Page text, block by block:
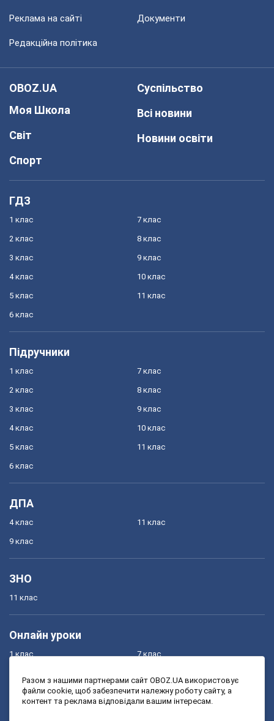
Реклама на сайті Документи
Редакційна політика
OBOZ.UA
Моя Школа
Світ
Спорт
Суспільство
Всі новини
Новини освіти
ГДЗ
1 клас
2 клас
3 клас
4 клас
5 клас
6 клас
7 клас
8 клас
9 клас
10 клас
11 клас
Підручники
1 клас
2 клас
3 клас
4 клас
5 клас
6 клас
7 клас
8 клас
9 клас
10 клас
11 клас
ДПА
4 клас
9 клас
11 клас
ЗНО
11 клас
Онлайн уроки
1 клас
3 клас
7 клас
9 клас
Разом з нашими партнерами сайт OBOZ.UA використовує
файли cookie, щоб забезпечити належну роботу сайту, а
контент та реклама відповідали вашим інтересам.